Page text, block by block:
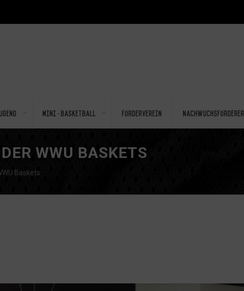
Mini-Basketball Förderverein Nachwuchsförderer
WWU BASKETS
Baskets